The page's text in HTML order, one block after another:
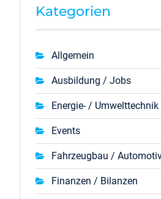
Kategorien
Allgemein
Ausbildung / Jobs
Energie- / Umwelttechnik
Events
Fahrzeugbau /
Finanzen / Bilanzen